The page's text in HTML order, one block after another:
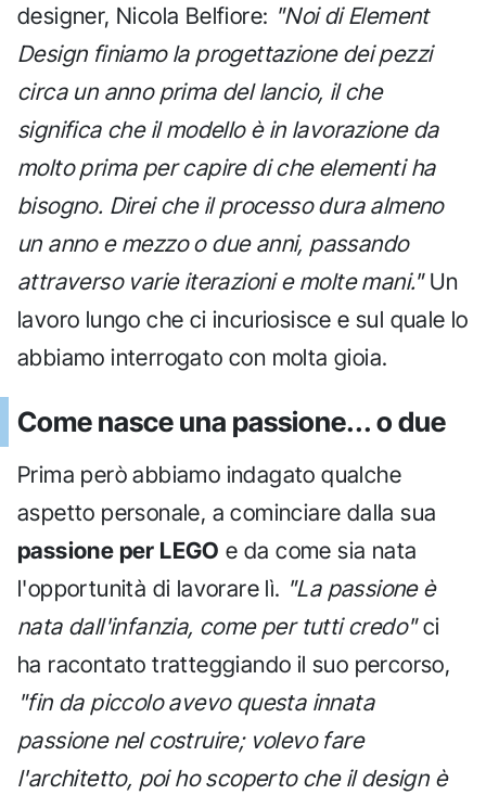
designer, Nicola Belfiore: "Noi di Element
Design finiamo la progettazione dei pezzi
circa un anno prima del lancio, il che
significa che il modello è in lavorazione da
molto prima per capire di che elementi ha
bisogno. Direi che il processo dura almeno
un anno e mezzo o due anni, passando
attraverso varie iterazioni e molte mani."Un
lavoro lungo che ci incuriosisce e sul quale lo
abbiamo interrogato con molta gioia.
Come nasce una passione... o due
Prima però abbiamo indagato qualche
aspetto personale, a cominciare dalla sua
passione per LEGO e da come sia nata
l'opportunità di lavorare lì. "La passione è
nata dall'infanzia, come per tutti credo"ci
ha racontato tratteggiando il suo percorso,
"fin da piccolo avevo questa innata
passione nel costruire; volevo fare
l'architetto, poi ho scoperto che il design è